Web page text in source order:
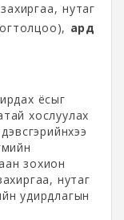
нутаг
ард
ёсыг
хослуулах
зохион
нутаг
удирдлагын